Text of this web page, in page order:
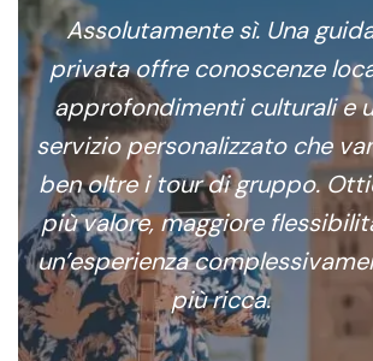
Assolutamente sì. Una
privata offre conoscenze
approfondimenti culturali e
servizio personalizzato che
ben oltre i tour di gruppo.
più valore, maggiore
un’esperienza
più ricca.